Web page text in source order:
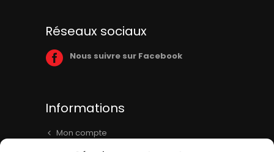
Réseaux sociaux
Nous suivre sur Facebook
Informations
Mon compte